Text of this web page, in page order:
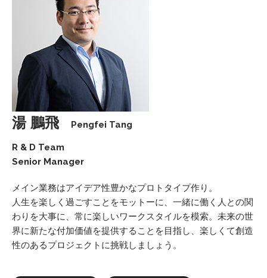
湯 鵬飛 Pengfei Tang
R & D Team
Senior Manager
メイン業務はアイデア性豊かなプロトタイプ作り。
人生を楽しく過ごすことをモットーに、一緒に働く人との関
わりを大事に、常に楽しいワークスタイルを模索。未来の世
界に新たな付加価値を提供することを目指し、楽しくて創造
性のあるプロジェクトに挑戦しましょう。